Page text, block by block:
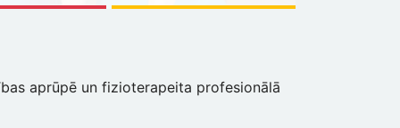
aprūpē un fizioterapeita profesionālā